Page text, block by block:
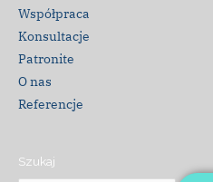
Współpraca
Konsultacje
Patronite
O nas
Referencje
Szukaj